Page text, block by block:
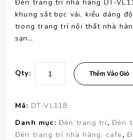
Đèn trang trí nhà hàng DT-
khung sắt bọc vải, kiểu dáng
trong trang trí nội thất nhà
sạn…
Qty: Thêm Vào Giỏ
Mã: DT-VL118
Danh mục: Đèn trang trí,Đèn
Đèn trang trí nhà hàng, cafe ,